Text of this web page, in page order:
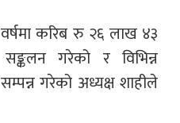
करिब रु २६ लाख ४३
गरेको र विभिन्न
गरेको अध्यक्ष शाहीले